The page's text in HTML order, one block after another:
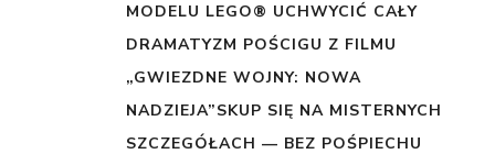
MODELU LEGO® UCHWYCIĆ CAŁY
DRAMATYZM POŚCIGU Z FILMU
„GWIEZDNE WOJNY: NOWA
NADZIEJA”SKUP SIĘ NA MISTERNYCH
SZCZEGÓŁACH — BEZ POŚPIECHU